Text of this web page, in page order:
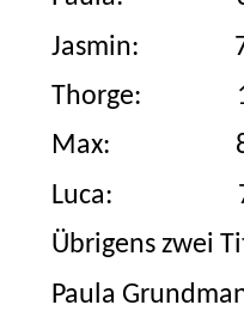
Jasmin:
Thorge:
Max:
Luca:
Übrigens zwei
Paula